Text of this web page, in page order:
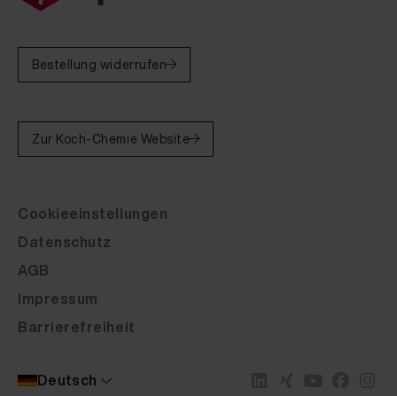
Bestellung widerrufen
Zur Koch-Chemie Website
Deutsch
Cookieeinstellungen
Datenschutz
AGB
Impressum
Barrierefreiheit